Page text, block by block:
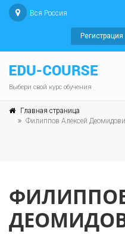
Вся Россия
Регистрация
Выбери свой курс обучения
Главная страница
Филиппов Алексей